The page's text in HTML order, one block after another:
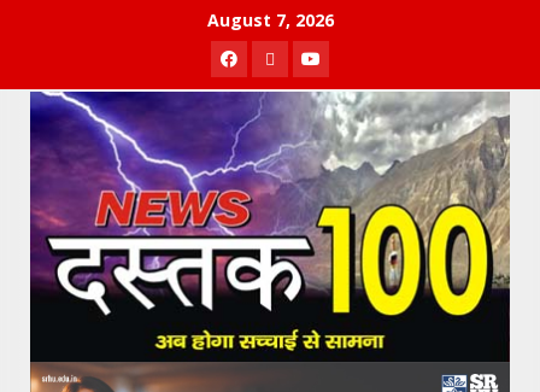
August 7, 2026
Facebook
TwitterYoutube